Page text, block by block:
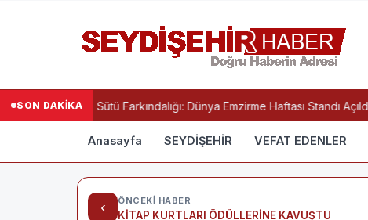
SON DAKİKA
Anne Sütü Farkındalığı: Dünya Emzirme Haftası Standı Açıldı
Anasayfa SEYDİŞEHİR VEFAT EDENLER
‹ ÖNCEKI HABER
KİTAP KURTLARI ÖDÜLLERİNE KAVUŞTU